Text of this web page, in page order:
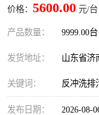
价格： 5600.00 元/
产品数量： 9999.00台
发货地址： 山东省济
关键词： 反冲洗排
发布日期： 2026-08-